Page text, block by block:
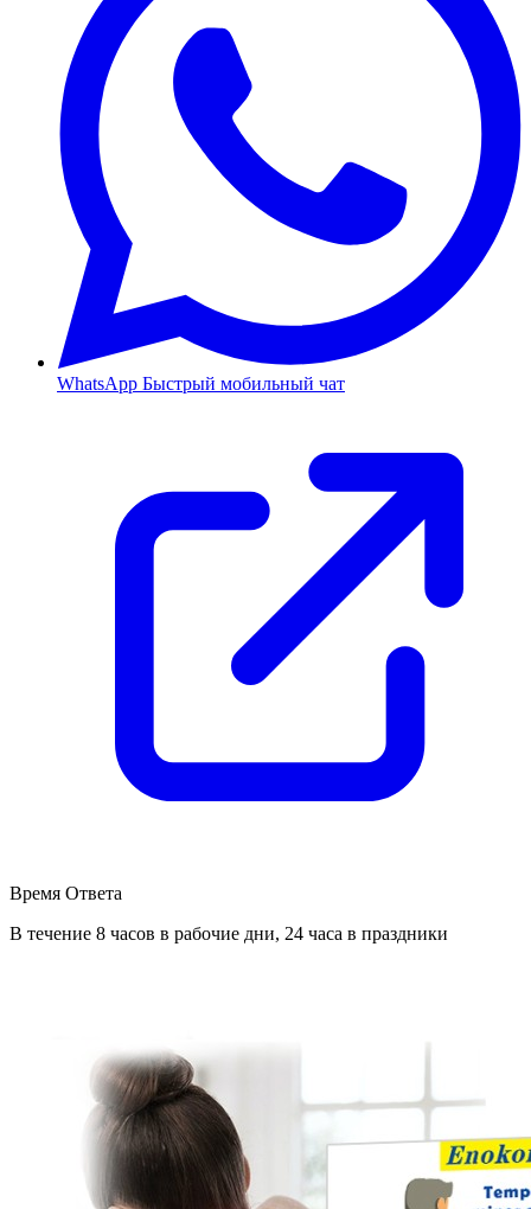
WhatsApp Быстрый мобильный чат
Время Ответа
В течение 8 часов в рабочие дни, 24 часа в праздники